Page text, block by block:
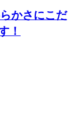
かさにこだ
！